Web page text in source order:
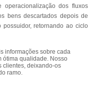
operacionalização dos fluxos
bens descartados depois de
retornando ao ciclo
informações sobre cada
ótima qualidade. Nosso
clientes, deixando-os
ramo.